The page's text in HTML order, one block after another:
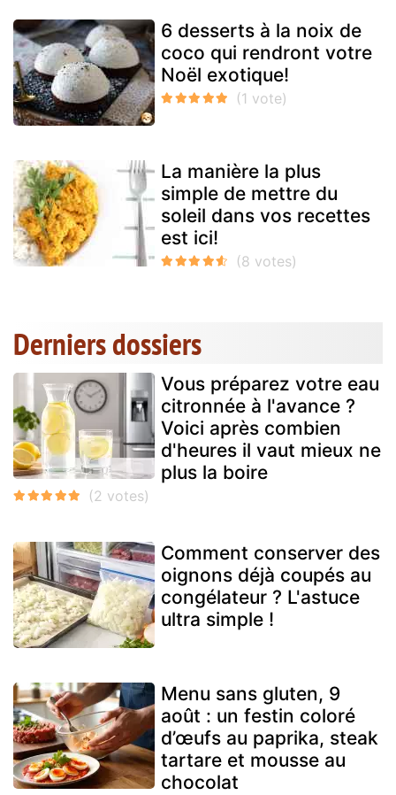
6 desserts à la noix de
coco qui rendront votre
Noël exotique!
La manière la plus
simple de mettre du
soleil dans vos recettes
est ici!
Derniers dossiers
Vous préparez votre eau
citronnée à l'avance ?
Voici après combien
d'heures il vaut mieux ne
plus la boire
Comment conserver des
oignons déjà coupés au
congélateur ? L'astuce
ultra simple !
Menu sans gluten, 9
août : un festin coloré
d’œufs au paprika, steak
tartare et mousse au
chocolat